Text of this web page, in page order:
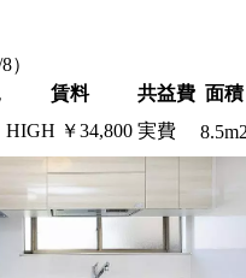
）
賃料 共益費 面積
HIGH ￥34,800 実費 8.5m2